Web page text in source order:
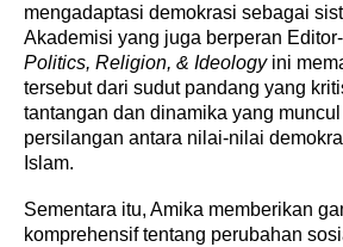
mengadaptasi demokrasi sebagai
Akademisi yang juga berperan
Politics, Religion, & Ideologyini
tersebut dari sudut pandang yang
tantangan dan dinamika yang
persilangan antara nilai-nilai
Islam.
Sementara itu, Amika memberikan
komprehensif tentang perubahan